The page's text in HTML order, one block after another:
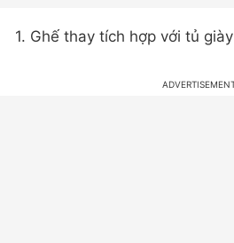
1. Ghế thay tích hợp với tủ giày